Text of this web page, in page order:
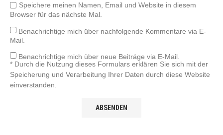
Speichere meinen Namen, Email und Website in diesem
Browser für das nächste Mal.
Benachrichtige mich über nachfolgende Kommentare via E-
Mail.
Benachrichtige mich über neue Beiträge via E-Mail.
* Durch die Nutzung dieses Formulars erklären Sie sich mit der
Speicherung und Verarbeitung Ihrer Daten durch diese Website
einverstanden.